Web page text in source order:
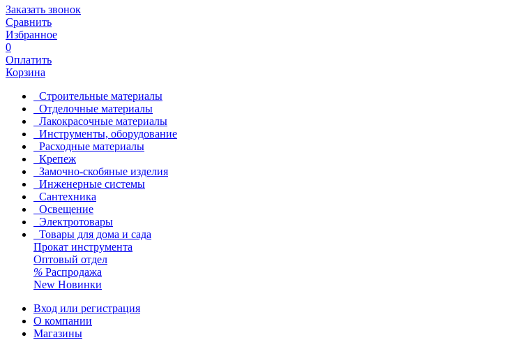
Заказать звонок
Сравнить
Избранное
0
Оплатить
Корзина
Строительные материалы
Отделочные материалы
Лакокрасочные материалы
Инструменты, оборудование
Расходные материалы
Крепеж
Замочно-скобяные изделия
Инженерные системы
Сантехника
Освещение
Электротовары
Товары для дома и сада
Прокат инструмента
Оптовый отдел
% Распродажа
New Новинки
Вход или регистрация
О компании
Магазины